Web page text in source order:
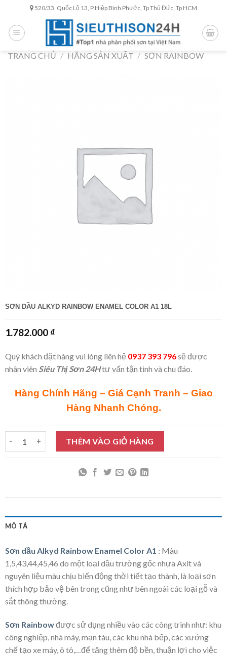
content
520/33, Quốc Lộ 13, P Hiệp Bình Phước, Tp Thủ Đức, Tp HCM
TRANG CHỦ / HÃNG SẢN XUẤT / SƠN RAINBOW
SƠN DẦU ALKYD RAINBOW ENAMEL COLOR A1 18L
1.782.000 ₫
Quý khách đặt hàng vui lòng liên hệ 0937 393 796sẽ được
nhân viên Siêu Thị Sơn 24Htư vấn tận tình và chu đáo.
Hàng Chính Hãng – Giá Cạnh Tranh – Giao
Hàng Nhanh Chóng.
Sơn dầu Alkyd Rainbow Enamel Color A1 18L số lượng
THÊM VÀO GIỎ HÀNG
MÔ TẢ
Sơn dầu Alkyd Rainbow Enamel Color A1 : Màu
1,5,43,44,45,46 do một loại dầu trường gốc nhựa Axit và
nguyên liệu màu chịu biến động thời tiết tạo thành, là loại sơn
thích hợp bảo vệ bên trong cũng như bên ngoài các loại gỗ và
sắt thông thường.
Sơn Rainbowđược sử dụng nhiều vào các công trình như: khu
công nghiệp, nhà máy, mạn tàu, các khu nhà bếp, các xưởng
chế tạo xe máy, ô tô,…để tăng thêm độ bền, thuận lợi cho việc